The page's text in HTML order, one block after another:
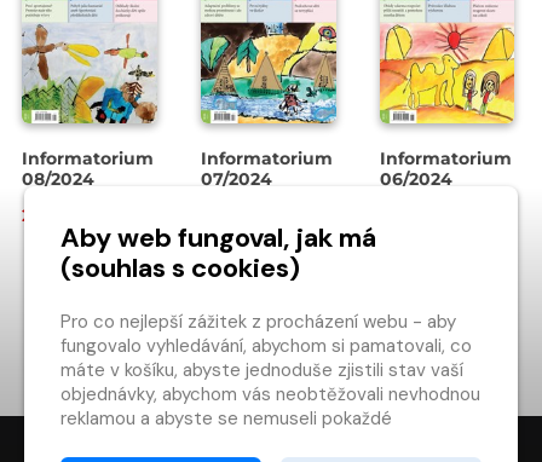
Informatorium
08/2024
28 Kč
Informatorium
07/2024
Informatorium
06/2024
1 2 6
Aby web fungoval, jak má
(souhlas s cookies)
Pro co nejlepší zážitek z procházení webu - aby
fungovalo vyhledávání, abychom si pamatovali, co
máte v košíku, abyste jednoduše zjistili stav vaší
objednávky, abychom vás neobtěžovali nevhodnou
reklamou a abyste se nemuseli pokaždé